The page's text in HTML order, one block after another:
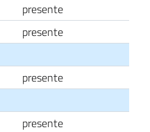
presente
presente
presente
presente